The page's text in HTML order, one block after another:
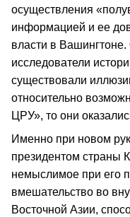
осуществления
информацией и ее
власти в
исследователи
существовали
относительно
ЦРУ», то они
Именно при новом
президентом страны
немыслимое при его
вмешательство во
Восточной Азии,